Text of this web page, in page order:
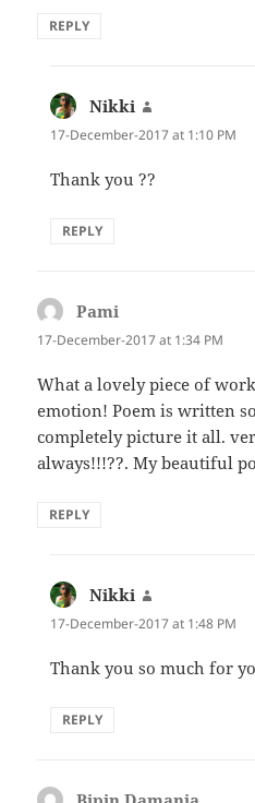
REPLY
Nikki
17-December-2017 at 1:10 PM
Thank you ??
REPLY
Pami
17-December-2017 at 1:34 PM
What a lovely piece of
emotion! Poem is written
completely picture it all.
always!!!??. My beautiful
REPLY
Nikki
17-December-2017 at 1:48 PM
Thank you so much for
REPLY